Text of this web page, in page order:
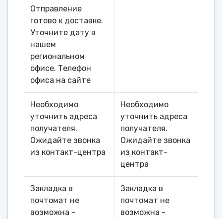
Отправление
готово к доставке.
Уточните дату в
нашем
региональном
офисе. Телефон
офиса на сайте
Необходимо
уточнить адреса
получателя.
Ожидайте звонка
из контакт-центра
Необходимо
уточнить адреса
получателя.
Ожидайте звонка
из контакт-
центра
Закладка в
почтомат не
возможна -
Закладка в
почтомат не
возможна -